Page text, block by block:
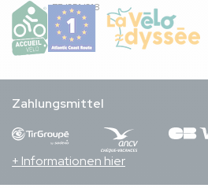
FR/051/018
Zahlungsmittel
+ Informationen hier